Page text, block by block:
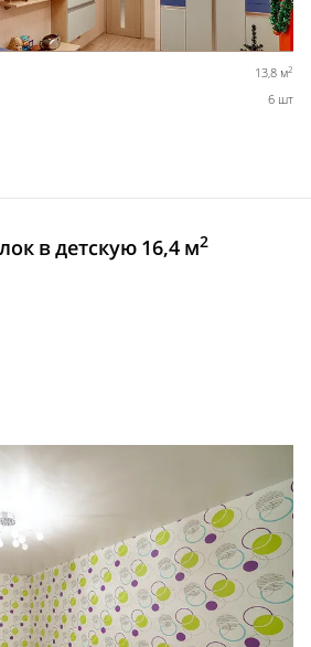
13,8 м2
6 шт
в детскую 16,4 м2